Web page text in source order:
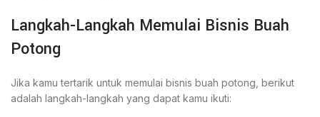
Langkah-Langkah Memulai Bisnis Buah
Potong
Jika kamu tertarik untuk memulai bisnis buah potong, berikut
adalah langkah-langkah yang dapat kamu ikuti: